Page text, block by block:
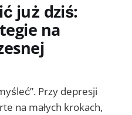
już dziś:
na
Przy depresji
na małych krokach,